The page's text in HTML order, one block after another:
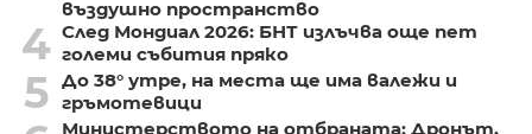
въздушно пространство
4 След Мондиал 2026: БНТ излъчва още пет
големи събития пряко
5 До 38° утре, на места ще има валежи и
гръмотевици
Министерството на отбраната: Дронът,